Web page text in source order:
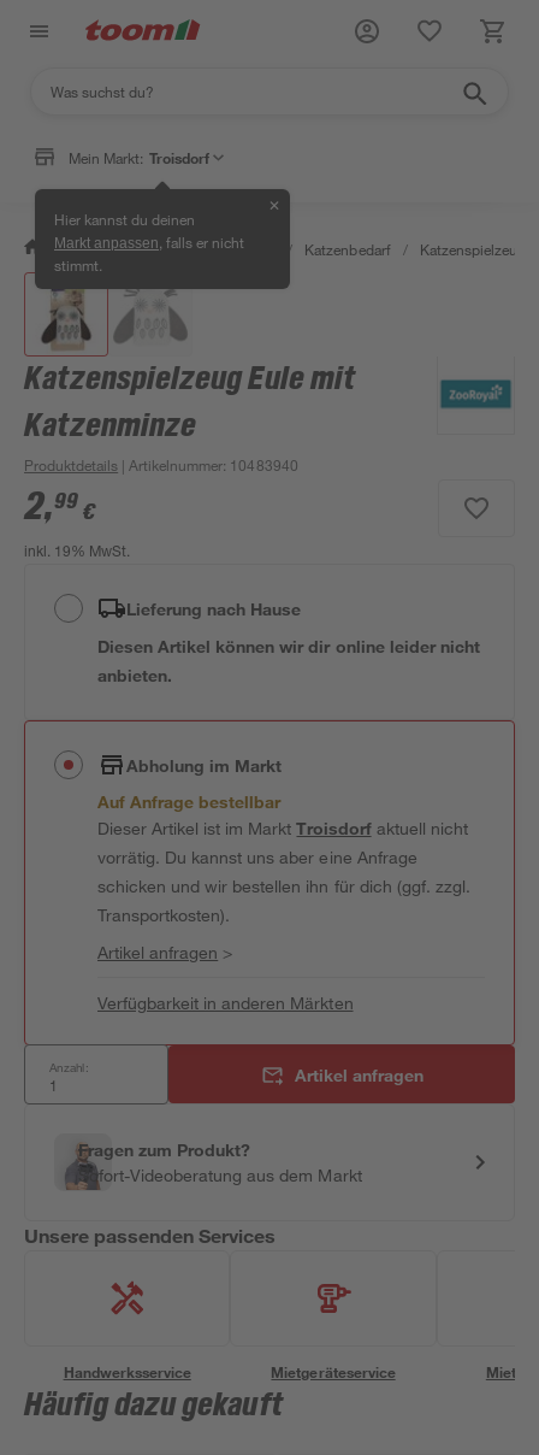
Mein Markt: Troisdorf
Hier kannst du deinen
Markt anpassen , falls er nicht
stimmt.
✕
/ Garten & Freizeit / Tierbedarf / Katzenbedarf / Katzenspielzeug
Katzenspielzeug Eule mit
Katzenminze
Produktdetails | Artikelnummer: 10483940
2,99 €
inkl. 19% MwSt.
Lieferung nach Hause
Diesen Artikel können wir dir online leider nicht
anbieten.
Abholung im Markt
Auf Anfrage bestellbar
Dieser Artikel ist im MarktTroisdorfaktuell nicht
vorrätig. Du kannst uns aber eine Anfrage
schicken und wir bestellen ihn für dich (ggf. zzgl.
Transportkosten).
Artikel anfragen >
Verfügbarkeit in anderen Märkten
Anzahl: Artikel anfragen
Fragen zum Produkt?
Sofort-Videoberatung aus dem Markt
Unsere passenden Services
Handwerksservice Mietgeräteservice
Häufig dazu gekauft